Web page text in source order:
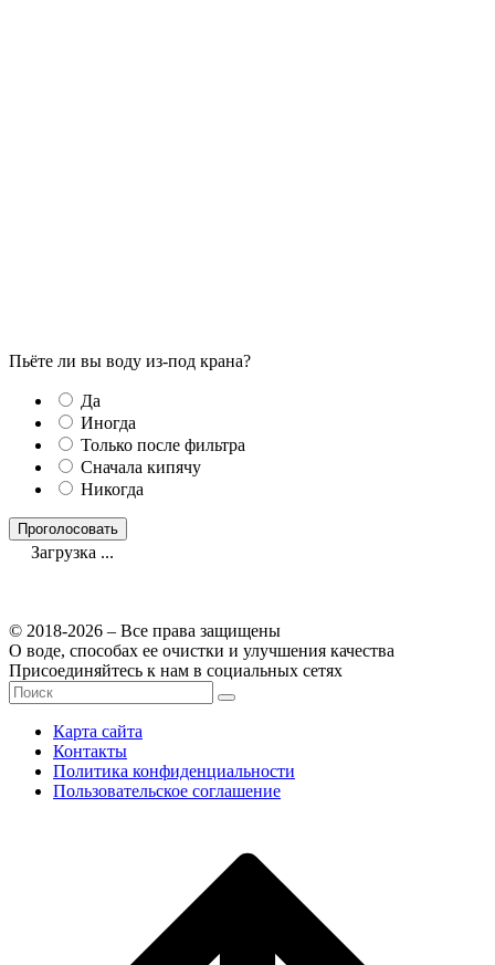
Пьёте ли вы воду из-под крана?
Да
Иногда
Только после фильтра
Сначала кипячу
Никогда
Загрузка ...
© 2018-2026 – Все права защищены
О воде, способах ее очистки и улучшения качества
Присоединяйтесь к нам в социальных сетях
Карта сайта
Контакты
Политика конфиденциальности
Пользовательское соглашение